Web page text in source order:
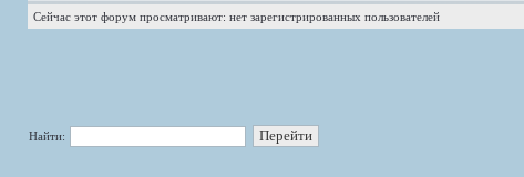
Сейчас этот форум просматривают: нет зарегистрированных пользователей
Найти: